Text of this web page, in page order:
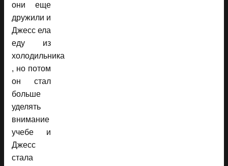
они еще
дружили и
Джесс ела
еду из
холодильника
, но потом
он стал
больше
уделять
внимание
учебе и
Джесс
стала